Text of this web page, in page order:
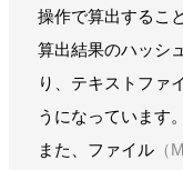
操作で算出するこ
算出結果のハッシ
り、テキストファ
うになっています。
また、ファイル （